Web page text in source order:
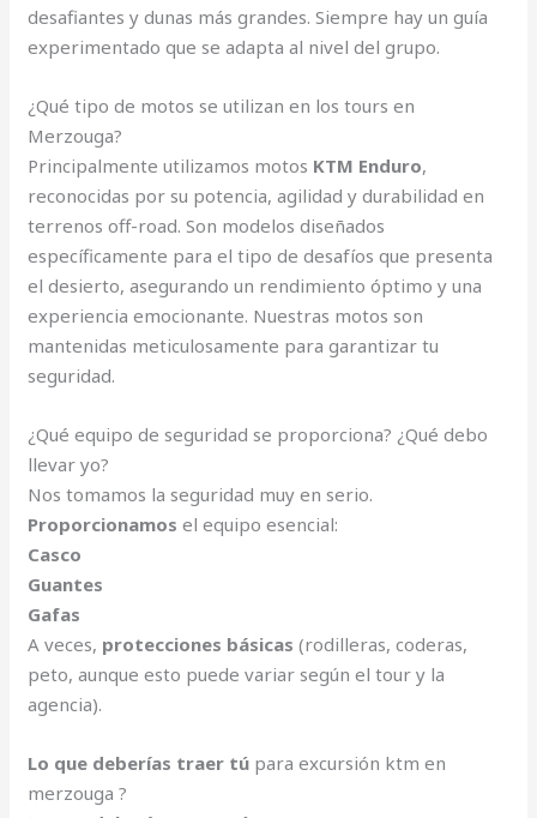
desafiantes y dunas más grandes. Siempre hay un guía
experimentado que se adapta al nivel del grupo.
¿Qué tipo de motos se utilizan en los tours en
Merzouga?
Principalmente utilizamos motos KTM Enduro,
reconocidas por su potencia, agilidad y durabilidad en
terrenos off-road. Son modelos diseñados
específicamente para el tipo de desafíos que presenta
el desierto, asegurando un rendimiento óptimo y una
experiencia emocionante. Nuestras motos son
mantenidas meticulosamente para garantizar tu
seguridad.
¿Qué equipo de seguridad se proporciona? ¿Qué debo
llevar yo?
Nos tomamos la seguridad muy en serio.
Proporcionamos el equipo esencial:
Casco
Guantes
Gafas
A veces, protecciones básicas (rodilleras, coderas,
peto, aunque esto puede variar según el tour y la
agencia).
Lo que deberías traer tú para excursión ktm en
merzouga ?